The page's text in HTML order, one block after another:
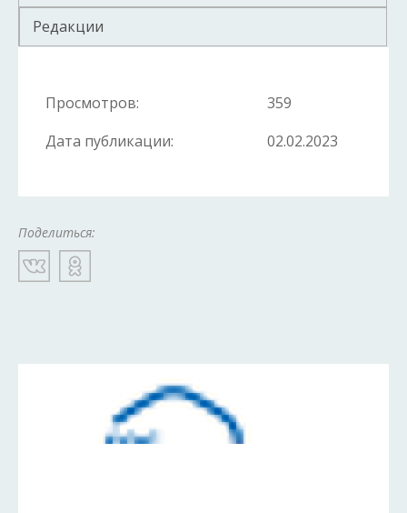
Редакции
Просмотров:
359
Дата публикации:
02.02.2023
Поделиться: